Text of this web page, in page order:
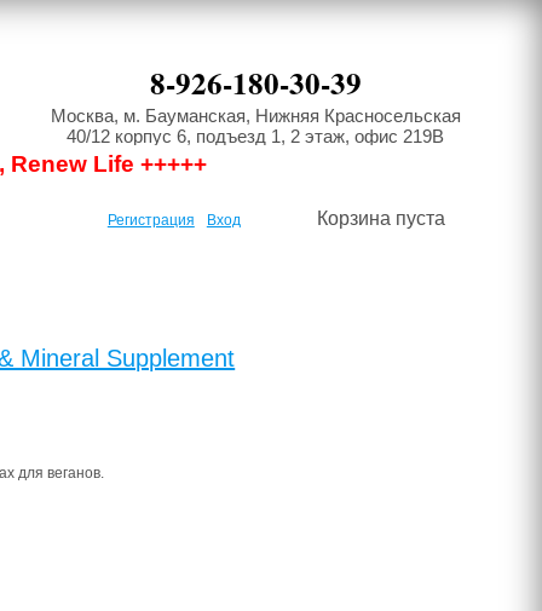
8-926-180-30-39
Москва, м. Бауманская, Нижняя Красносельская
40/12 корпус 6, подъезд 1, 2 этаж, офис 219В
Renew Life +++++
Корзина пуста
Регистрация Вход
Mineral Supplement
для веганов.